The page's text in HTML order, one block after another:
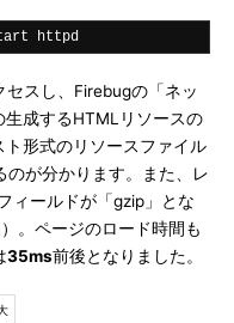
httpd
スし、Firebugの「ネッ
生成するHTMLリソースの
形式のリソースファイル
のが分かります。また、レ
ィールドが「gzip」とな
。ページのロード時間も
35ms前後となりました。